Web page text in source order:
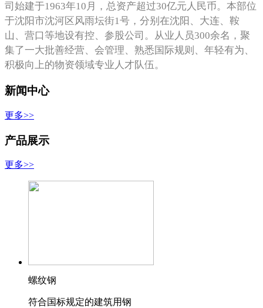
司始建于1963年10月，总资产超过30亿元人民币。本部位
于沈阳市沈河区风雨坛街1号，分别在沈阳、大连、鞍
山、营口等地设有控、参股公司。从业人员300余名，聚
集了一大批善经营、会管理、熟悉国际规则、年轻有为、
积极向上的物资领域专业人才队伍。
新闻中心
更多>>
产品展示
更多>>
螺纹钢
符合国标规定的建筑用钢